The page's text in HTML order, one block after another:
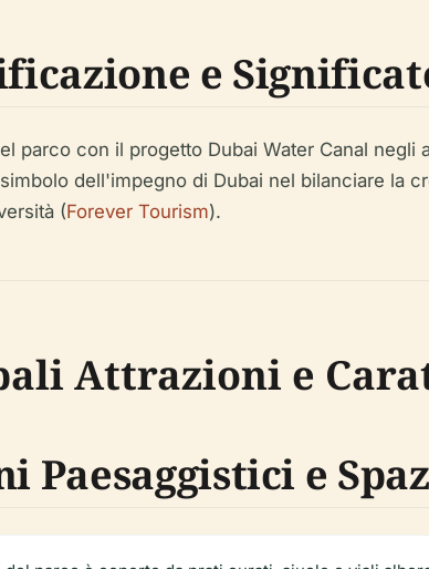
e
parco con il progetto Dubai Water Canal
dell'impegno di Dubai nel bilanciare la
(Forever Tourism).
Attrazioni e
Paesaggistici e